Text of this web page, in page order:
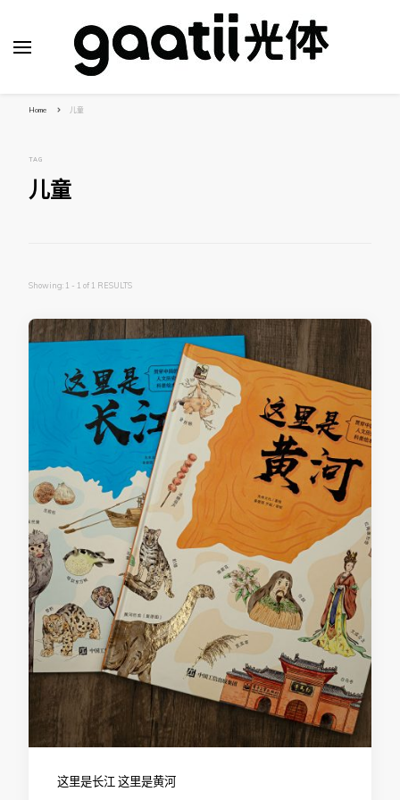
Home 儿童
TAG
儿童
Showing: 1 - 1 of 1 RESULTS
这里是长江 这里是黄河